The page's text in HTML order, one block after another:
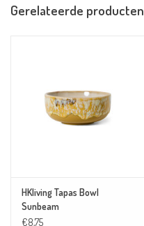
Overige informatie:
Gerelateerde producten
HKliving Tapas Bowl
Sunbeam
€8,75